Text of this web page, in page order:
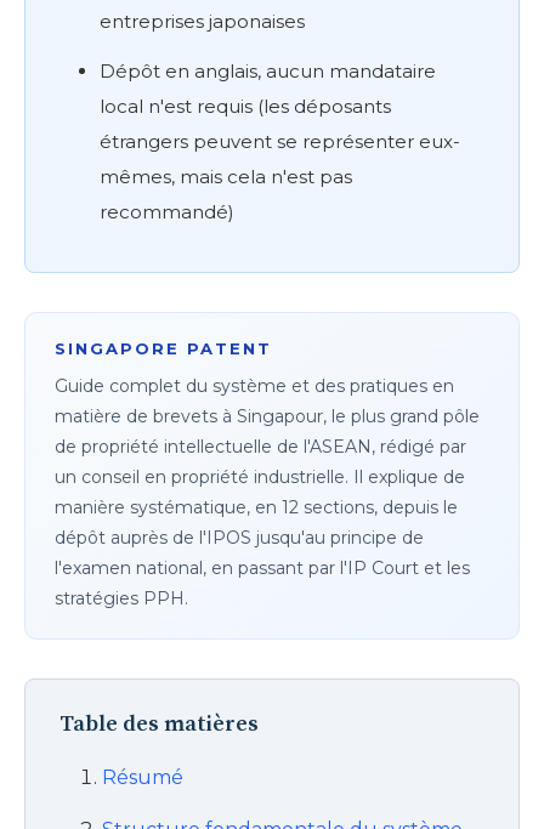
entreprises japonaises
Dépôt en anglais, aucun mandataire
local n'est requis (les déposants
étrangers peuvent se représenter eux-
mêmes, mais cela n'est pas
recommandé)
SINGAPORE PATENT
Guide complet du système et des pratiques en
matière de brevets à Singapour, le plus grand pôle
de propriété intellectuelle de l'ASEAN, rédigé par
un conseil en propriété industrielle. Il explique de
manière systématique, en 12 sections, depuis le
dépôt auprès de l'IPOS jusqu'au principe de
l'examen national, en passant par l'IP Court et les
stratégies PPH.
Table des matières
Résumé